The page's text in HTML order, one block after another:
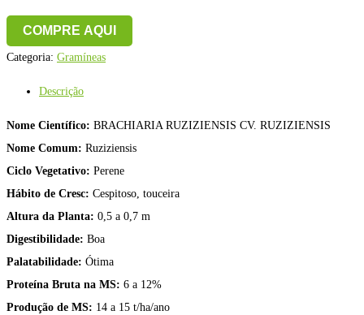
COMPRE AQUI
Categoria: Gramíneas
Descrição
Nome Científico: BRACHIARIA RUZIZIENSIS CV. RUZIZIENSIS
Nome Comum: Ruziziensis
Ciclo Vegetativo: Perene
Hábito de Cresc: Cespitoso, touceira
Altura da Planta: 0,5 a 0,7 m
Digestibilidade: Boa
Palatabilidade: Ótima
Proteína Bruta na MS: 6 a 12%
Produção de MS: 14 a 15 t/ha/ano